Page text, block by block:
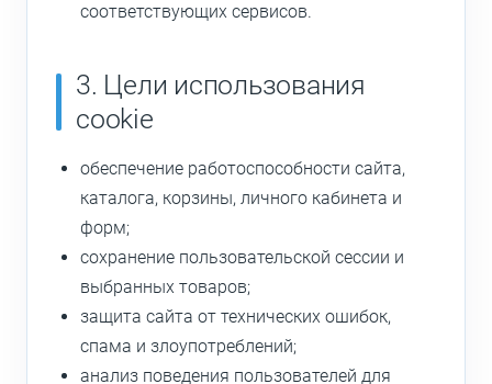
соответствующих сервисов.
3. Цели использования
cookie
обеспечение работоспособности сайта,
каталога, корзины, личного кабинета и
форм;
сохранение пользовательской сессии и
выбранных товаров;
защита сайта от технических ошибок,
спама и злоупотреблений;
анализ поведения пользователей для